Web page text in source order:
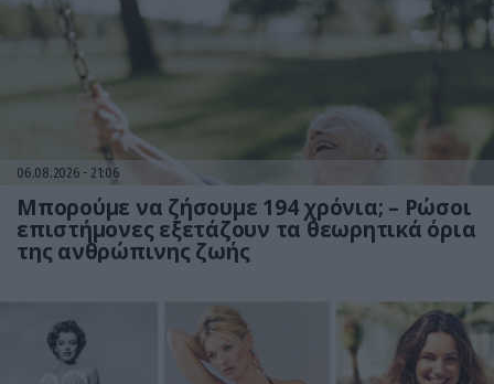
06.08.2026 21:06
Μπορούμε να ζήσουμε 194 χρόνια; – Ρώσοι
επιστήμονες εξετάζουν τα θεωρητικά όρια
της ανθρώπινης ζωής